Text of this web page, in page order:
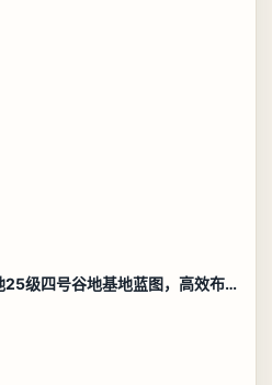
明日方舟终末地25级四号谷地基地蓝图，高效布局规划